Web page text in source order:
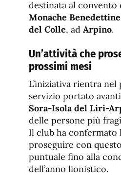
destinata al convento
Monache
del Colle, ad Arpino.
Un’attività che
prossimi mesi
L’iniziativa rientra
servizio portato
Sora-Isola del Liri-
delle persone più
Il club ha confermato
proseguire con
puntuale fino alla
dell’anno lionistico.